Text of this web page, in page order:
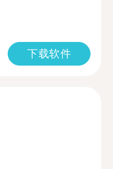
下载软件